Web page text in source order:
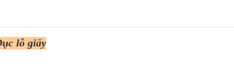
lỗ giấy